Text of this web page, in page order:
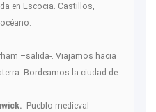
en Escocia. Castillos,
–salida-. Viajamos hacia
Bordeamos la ciudad de
- Pueblo medieval